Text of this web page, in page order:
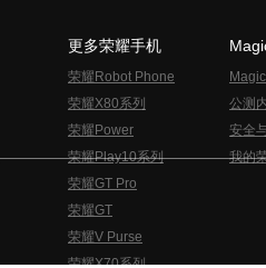
更多荣耀手机
荣耀Robot Phone
荣耀X80系列
荣耀Power
荣耀Play10系列
荣耀GT Pro
荣耀GT
荣耀V Purse
荣耀X70系列
公测
安全
我的